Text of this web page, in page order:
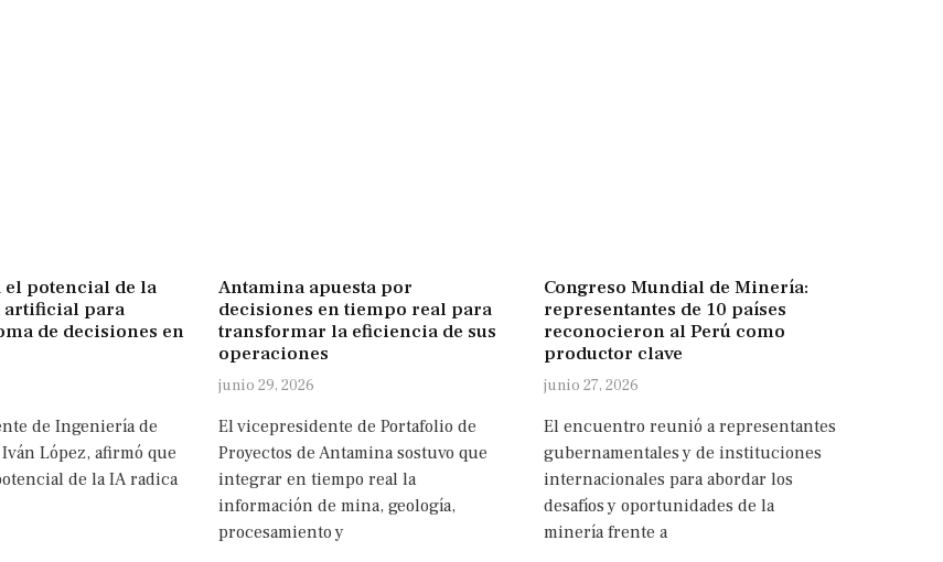
el potencial de la
para
de decisiones en
de Ingeniería de
López, afirmó que
de la IA radica
Antamina apuesta por
decisiones en tiempo real para
transformar la eficiencia de sus
operaciones
junio 29, 2026
El vicepresidente de Portafolio de
Proyectos de Antamina sostuvo que
integrar en tiempo real la
información de mina, geología,
procesamiento y
Congreso Mundial de Minería:
representantes de 10 países
reconocieron al Perú como
productor clave
junio 27, 2026
El encuentro reunió a representantes
gubernamentales y de instituciones
internacionales para abordar los
desafíos y oportunidades de la
minería frente a